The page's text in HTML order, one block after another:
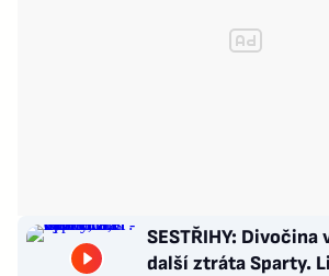
SESTŘIHY:
další ztráta Sparty.